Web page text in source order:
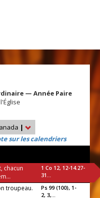
— Année Paire
|
sur les calendriers
chacun
1 Co 12, 12-14.27-
31...
troupeau.
Ps 99 (100), 1-
2, 3,...